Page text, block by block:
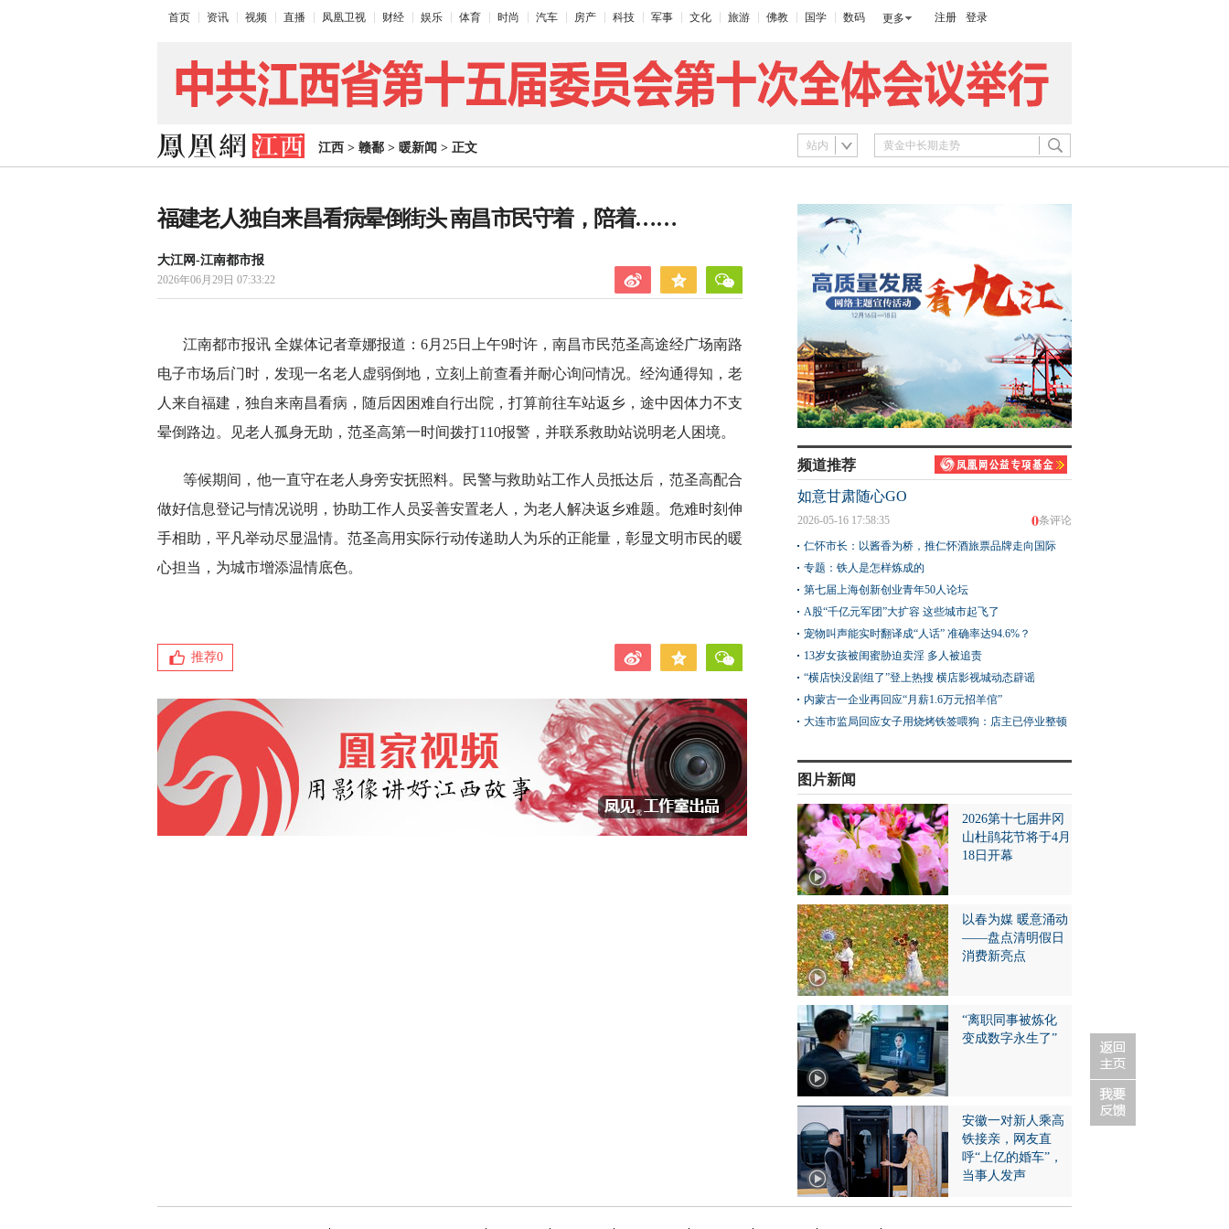
首页 资讯 视频 直播 凤凰卫视 财经 娱乐 体育 时尚 汽车 房产 科技 军事 文化 旅游 佛教 国学 数码 更多 注册 登录
江西 > 赣鄱 > 暖新闻 > 正文 站内
福建老人独自来昌看病晕倒街头 南昌市民守着，陪着……
大江网-江南都市报
2026年06月29日 07:33:22
江南都市报讯 全媒体记者章娜报道：6月25日上午9时许，南昌市民范圣高途经广场南路
电子市场后门时，发现一名老人虚弱倒地，立刻上前查看并耐心询问情况。经沟通得知，老
人来自福建，独自来南昌看病，随后因困难自行出院，打算前往车站返乡，途中因体力不支
晕倒路边。见老人孤身无助，范圣高第一时间拨打110报警，并联系救助站说明老人困境。
等候期间，他一直守在老人身旁安抚照料。民警与救助站工作人员抵达后，范圣高配合
做好信息登记与情况说明，协助工作人员妥善安置老人，为老人解决返乡难题。危难时刻伸
手相助，平凡举动尽显温情。范圣高用实际行动传递助人为乐的正能量，彰显文明市民的暖
心担当，为城市增添温情底色。
推荐0
频道推荐
如意甘肃随心GO
0条评论
2026-05-16 17:58:35
仁怀市长：以酱香为桥，推仁怀酒旅票品牌走向国际
专题：铁人是怎样炼成的
第七届上海创新创业青年50人论坛
A股“千亿元军团”大扩容 这些城市起飞了
宠物叫声能实时翻译成“人话” 准确率达94.6%？
13岁女孩被闺蜜胁迫卖淫 多人被追责
“横店快没剧组了”登上热搜 横店影视城动态辟谣
内蒙古一企业再回应“月薪1.6万元招羊倌”
大连市监局回应女子用烧烤铁签喂狗：店主已停业整顿
图片新闻
2026第十七届井冈
山杜鹃花节将于4月
18日开幕
以春为媒 暖意涌动
——盘点清明假日
消费新亮点
“离职同事被炼化
变成数字永生了”
安徽一对新人乘高
铁接亲，网友直
呼“上亿的婚车”，
当事人发声